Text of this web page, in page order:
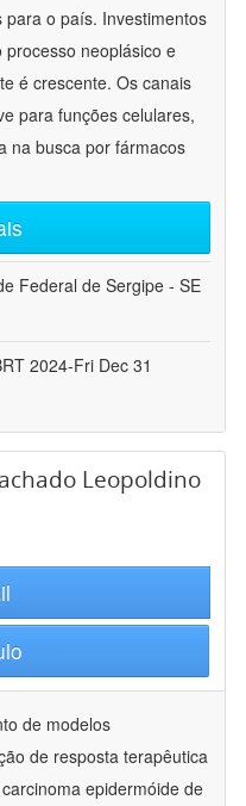
o país. Investimentos
neoplásico e
é crescente. Os canais
para funções celulares,
na busca por fármacos
Federal de Sergipe - SE
2024-Fri Dec 31
Leopoldino
de modelos
de resposta terapêutica
epidermóide de